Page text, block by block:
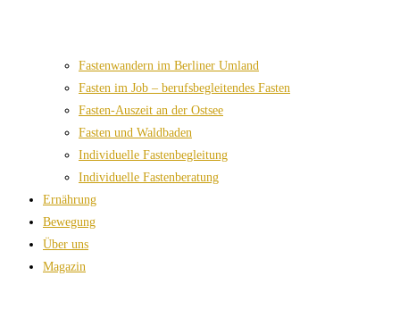
Fastenwandern im Berliner Umland
Fasten im Job – berufsbegleitendes Fasten
Fasten-Auszeit an der Ostsee
Fasten und Waldbaden
Individuelle Fastenbegleitung
Individuelle Fastenberatung
Ernährung
Bewegung
Über uns
Magazin